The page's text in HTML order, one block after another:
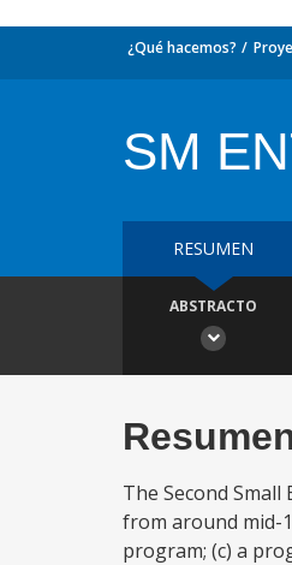
¿Qué hacemos?
SM
RESUMEN
ABSTRACTO
The Second
from around mid-
program; (c) a